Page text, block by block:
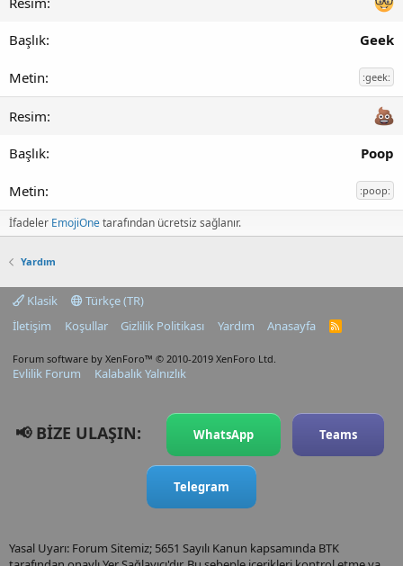
Geek
:geek:
Poop
:poop:
İfadeler EmojiOnetarafından ücretsiz sağlanır.
Yardım
Klasik
Türkçe (TR)
İletişim
Koşullar Gizlilik Politikası Yardım Anasayfa
R
Forum software by XenForo™ © 2010-2019 XenForo Ltd.
Evlilik Forum Kalabalık Yalnızlık
📢 BİZE ULAŞIN: WhatsApp Teams
Telegram
Yasal Uyarı: Forum Sitemiz; 5651 Sayılı Kanun kapsamında BTK